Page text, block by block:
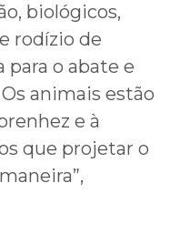
biológicos,
rodízio de
para o abate e
animais estão
e à
que projetar o